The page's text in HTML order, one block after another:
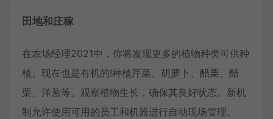
田地和庄稼
在农场经理2021中，你将发现更多的植物种类可供种
植。现在也是有机的!种植芹菜、胡萝卜、醋栗、醋
栗、洋葱等。观察植物生长，确保其良好状态。新机
制允许使用可用的员工和机器进行自动现场管理。